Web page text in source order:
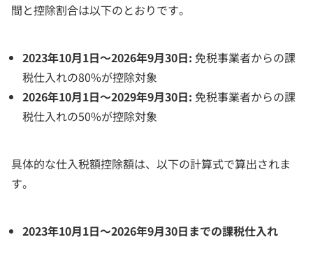
間と控除割合は以下のとおりです。
2023年10月1日～2026年9月30日: 免税事業者からの課
税仕入れの80%が控除対象
2026年10月1日～2029年9月30日: 免税事業者からの課
税仕入れの50%が控除対象
具体的な仕入税額控除額は、以下の計算式で算出されま
す。
2023年10月1日～2026年9月30日までの課税仕入れ